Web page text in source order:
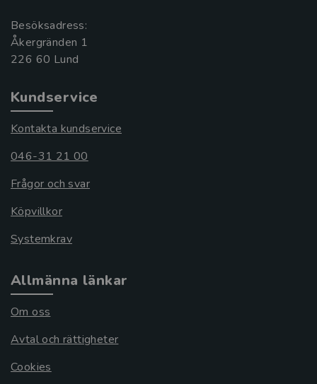
Besöksadress:
Åkergränden 1
Kundservice
Kontakta kundservice
046-31 21 00
Frågor och svar
Köpvillkor
Systemkrav
Allmänna länkar
Om oss
Avtal och rättigheter
Cookies